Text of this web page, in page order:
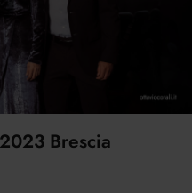
Brescia